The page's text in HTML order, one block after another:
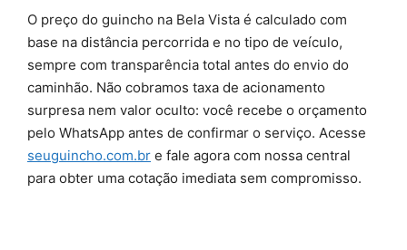
O preço do guincho na Bela Vista é calculado com
base na distância percorrida e no tipo de veículo,
sempre com transparência total antes do envio do
caminhão. Não cobramos taxa de acionamento
surpresa nem valor oculto: você recebe o orçamento
pelo WhatsApp antes de confirmar o serviço. Acesse
seuguincho.com.br e fale agora com nossa central
para obter uma cotação imediata sem compromisso.